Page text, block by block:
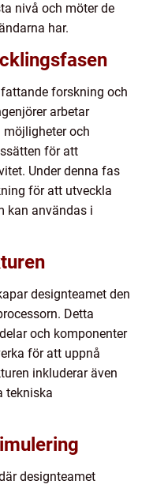
nivå och möter de
har.
forskning och
arbetar
och
för att
Under denna fas
för att utveckla
kan användas i
designteamet den
Detta
och komponenter
för att uppnå
inkluderar även
tekniska
designteamet